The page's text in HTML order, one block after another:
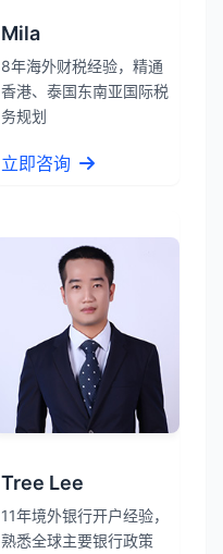
Mila
8年海外财税经验，精通
香港、泰国东南亚国际税
务规划
立即咨询
Tree Lee
11年境外银行开户经验，
熟悉全球主要银行政策